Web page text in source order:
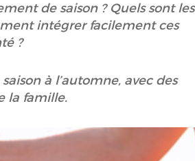
de saison ? Quels sont les
intégrer facilement ces
?
à l’automne, avec des
la famille.